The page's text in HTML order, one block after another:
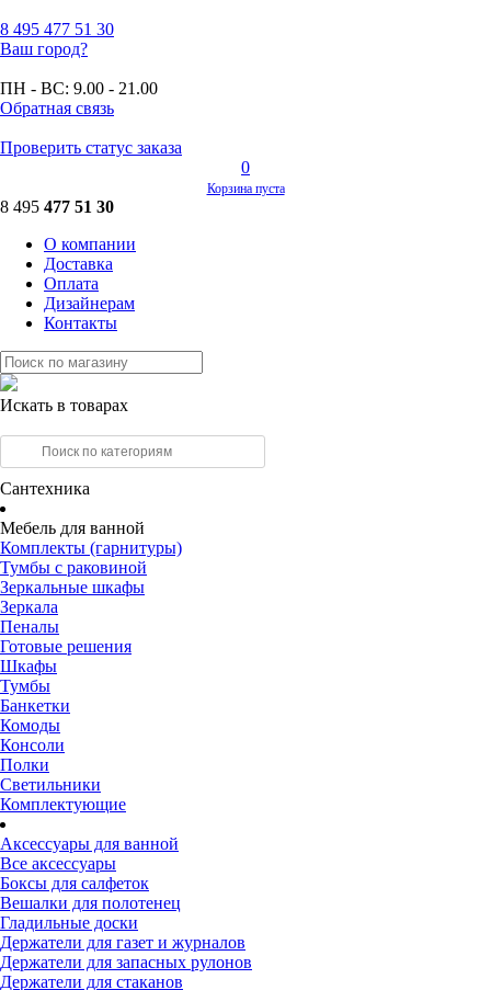
8 495 477 51 30
Ваш город?
ПН - ВС: 9.00 - 21.00
Обратная связь
Проверить статус заказа
0
Корзина пуста
8 495 477 51 30
О компании
Доставка
Оплата
Дизайнерам
Контакты
Искать в товарах
Сантехника
Мебель для ванной
Комплекты (гарнитуры)
Тумбы с раковиной
Зеркальные шкафы
Зеркала
Пеналы
Готовые решения
Шкафы
Тумбы
Банкетки
Комоды
Консоли
Полки
Светильники
Комплектующие
Аксессуары для ванной
Все аксессуары
Боксы для салфеток
Вешалки для полотенец
Гладильные доски
Держатели для газет и журналов
Держатели для запасных рулонов
Держатели для стаканов